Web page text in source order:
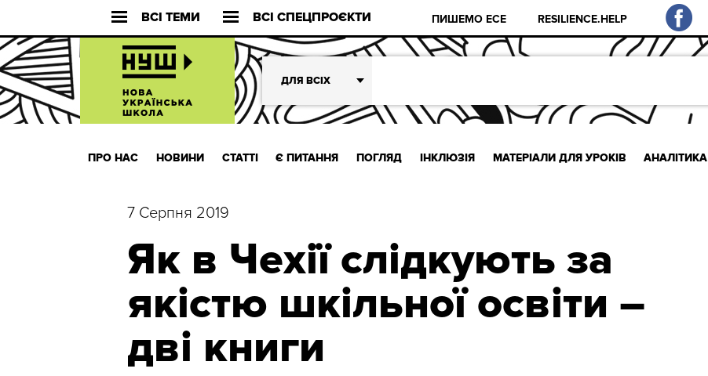
ВСІ ТЕМИ ВСІ СПЕЦПРОЄКТИ ПИШЕМО ЕСЕ RESILIENCE.HELP
ДЛЯ ВСІХ
ПРО НАС НОВИНИ СТАТТІ Є ПИТАННЯ ПОГЛЯД ІНКЛЮЗІЯ МАТЕРІАЛИ ДЛЯ УРОКІВ АНАЛІТИКА
7 Серпня 2019
Як в Чехії слідкують за
якістю шкільної освіти –
дві книги